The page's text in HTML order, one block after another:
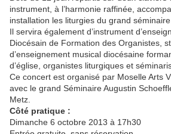
instrument, à l’harmonie raffinée,
installation les liturgies du grand séminaire
Il servira également d’instrument
Diocésain de Formation des Organistes,
d’enseignement musical diocésaine
d’église, organistes liturgiques et
Ce concert est organisé par Moselle Arts
avec le grand Séminaire Augustin
Metz.
Côté pratique :
Dimanche 6 octobre 2013 à 17h30